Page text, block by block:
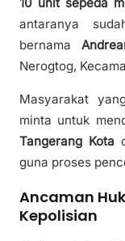
antaranya
bernama
Nerogtog,
Masyarakat
minta untuk
Tangerang Kota
guna proses
Ancaman
Kepolisian